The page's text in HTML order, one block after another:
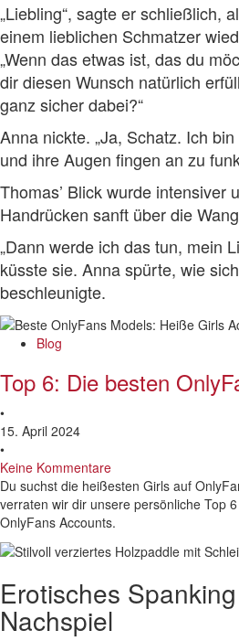
„Liebling“, sagte er schließlich,
einem lieblichen Schmatzer
„Wenn das etwas ist, das du
dir diesen Wunsch natürlich
ganz sicher dabei?“
Anna nickte. „Ja, Schatz. Ich
und ihre Augen fingen an zu
Thomas’ Blick wurde intensiver
Handrücken sanft über die
„Dann werde ich das tun, mein
küsste sie. Anna spürte, wie
beschleunigte.
Blog
Top 6: Die besten
•
15. April 2024
•
Keine Kommentare
Du suchst die heißesten Girls auf
verraten wir dir unsere persönliche Top
OnlyFans Accounts.
Erotisches
Nachspiel